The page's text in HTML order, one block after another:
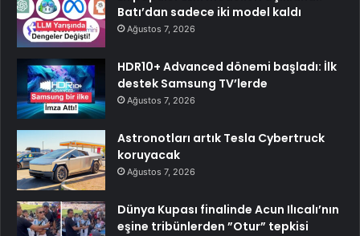
Batı’dan sadece iki model kaldı
Ağustos 7, 2026
HDR10+ Advanced dönemi başladı: İlk
destek Samsung TV’lerde
Ağustos 7, 2026
Astronotları artık Tesla Cybertruck
koruyacak
Ağustos 7, 2026
Dünya Kupası finalinde Acun Ilıcalı’nın
eşine tribünlerden ”Otur” tepkisi